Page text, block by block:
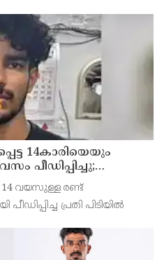
14കാരിയെയും
പീഡിപ്പിച്ചു;
ചപ്പാരപ്പടവ്
പിടിയിൽ
14 വയസുള്ള രണ്ട്
പ്രതി പിടിയിൽ